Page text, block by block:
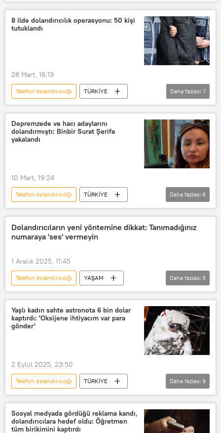
Rusya
Yaroslavl
Rusya Federal Güvenlik Servisi (FSB)
Ukrayna
8 ilde dolandırıcılık operasyonu: 50 kişi
tutuklandı
28 Mart, 16:13
Telefon dolandırıcılığı
TÜRKİYE
Dolandırıcılık
Nitelikli dolandırıcılık
internet dolandırıcılığı
sigorta dolandırıcılığı
Daha fazlası 7
Depremzede ve hacı adaylarını
dolandırmıştı: Binbir Surat Şerife
yakalandı
10 Mart, 19:24
Telefon dolandırıcılığı
TÜRKİYE
MİT
NATO
Dolandırıcılık
Nitelikli dolandırıcılık
internet dolandırıcılığı
Daha fazlası 6
Dolandırıcıların yeni yöntemine dikkat: Tanımadığınız
numaraya 'ses' vermeyin
1 Aralık 2025, 11:45
Telefon dolandırıcılığı
YAŞAM
Dolandırıcılık
Nitelikli dolandırıcılık
banka dolandırıcılığı
Daha fazlası 3
Yaşlı kadın sahte astronota 6 bin dolar
kaptırdı: 'Oksijene ihtiyacım var para
gönder'
2 Eylül 2025, 23:50
Telefon dolandırıcılığı
TÜRKİYE
ABD
Uzay
Uzay aracı
Uluslararası Uzay İstasyonu (UUİ)
uzay giysisi
Dolandırıcılık
Daha fazlası 9
Sosyal medyada gördüğü reklama kandı,
dolandırıcılara hedef oldu: Öğretmen
tüm birikimini kaptırdı